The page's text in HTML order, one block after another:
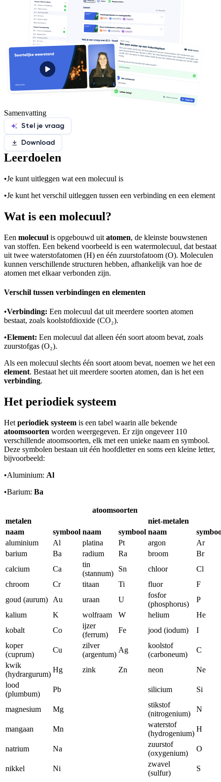
Samenvatting
Stel je vraag
Download
Leerdoelen
•Je kunt uitleggen wat een molecuul is
•Je kunt het verschil uitleggen tussen een verbinding en een element
Wat is een molecuul?
Een molecuul is opgebouwd uit atomen, de kleinste bouwstenen
van stoffen. Een bekend voorbeeld is een watermolecuul, dat bestaat
uit twee waterstofatomen (H) en één zuurstofatoom (O). Moleculen
kunnen verschillende structuren hebben, afhankelijk van hoe de
atomen met elkaar verbonden zijn.
Verschil tussen verbindingen en elementen
•Verbinding: Een molecuul dat uit meerdere soorten atomen
bestaat, zoals koolstofdioxide (CO₂).
•Element: Een molecuul dat alleen één soort atoom bevat, zoals
zuurstofgas (O₂).
Als een molecuul slechts één soort atoom bevat, noemen we het een
element. Bestaat het uit meerdere soorten atomen, dan is het een
verbinding.
Het periodiek systeem
Het periodiek systeem is een tabel waarin alle bekende
atoomsoorten worden weergegeven. Er zijn ongeveer 110
verschillende atoomsoorten, elk met een unieke naam en symbool.
Deze symbolen bestaan uit één hoofdletter en soms een kleine letter,
bijvoorbeeld:
•Aluminium: Al
•Barium: Ba
atoomsoorten
metalen
niet-metalen
naam
symbool naam symbool naam
aluminium
Al platina Pt argon
Ar
barium
Ba radium Ra broom
Br
calcium
Ca
tin
(stannum)
Sn chloor
Cl
chroom
Cr titaan Ti fluor
F
goud (aurum)
Au uraan U
fosfor
(phosphorus)
P
kalium
K wolfraam W helium
He
kobalt
Co
ijzer
(ferrum)
Fe jood (iodum)
I
koper
(cuprum)
Cu
zilver
(argentum)
Ag
koolstof
(carboneum)
C
kwik
(hydrargurum)
Hg zink Zn neon
Ne
lood
(plumbum)
Pb silicium Si
magnesium Mg
stikstof
(nitrogenium)
N
mangaan Mn
waterstof
(hydrogenium)
H
natrium Na
zuurstof
(oxygenium)
O
nikkel Ni
zwavel
(sulfur)
S